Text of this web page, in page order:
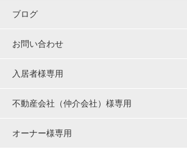
ブログ
お問い合わせ
入居者様専用
不動産会社（仲介会社）様専用
オーナー様専用